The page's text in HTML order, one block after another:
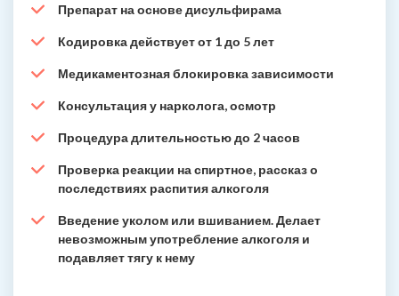
Препарат на основе дисульфирама
Кодировка действует от 1 до 5 лет
Медикаментозная блокировка зависимости
Консультация у нарколога, осмотр
Процедура длительностью до 2 часов
Проверка реакции на спиртное, рассказ о
последствиях распития алкоголя
Введение уколом или вшиванием. Делает
невозможным употребление алкоголя и
подавляет тягу к нему